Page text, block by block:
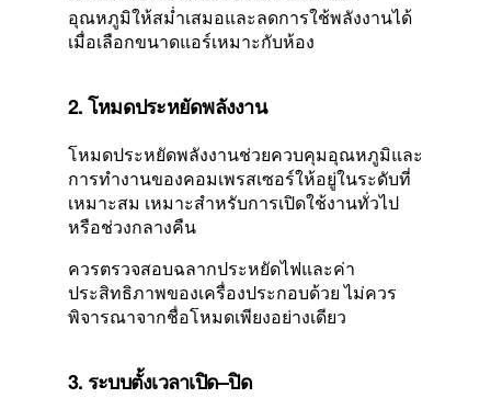
อุณหภูมิให้สม่ำเสมอและลดการใช้พลังงานได้
เมื่อเลือกขนาดแอร์เหมาะกับห้อง
2. โหมดประหยัดพลังงาน
โหมดประหยัดพลังงานช่วยควบคุมอุณหภูมิและ
การทำงานของคอมเพรสเซอร์ให้อยู่ในระดับที่
เหมาะสม เหมาะสำหรับการเปิดใช้งานทั่วไป
หรือช่วงกลางคืน
ควรตรวจสอบฉลากประหยัดไฟและค่า
ประสิทธิภาพของเครื่องประกอบด้วย ไม่ควร
พิจารณาจากชื่อโหมดเพียงอย่างเดียว
3. ระบบตั้งเวลาเปิด–ปิด